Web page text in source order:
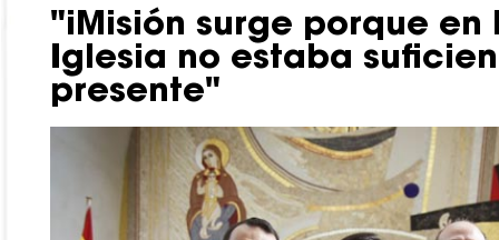
"iMisión surge porque en
Iglesia no estaba
presente"